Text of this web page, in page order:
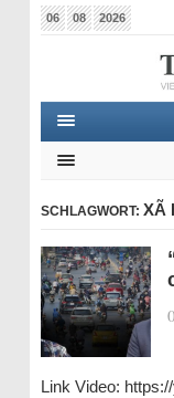
06 08 2026
SCHLAGWORT: XÃ
Link Video: